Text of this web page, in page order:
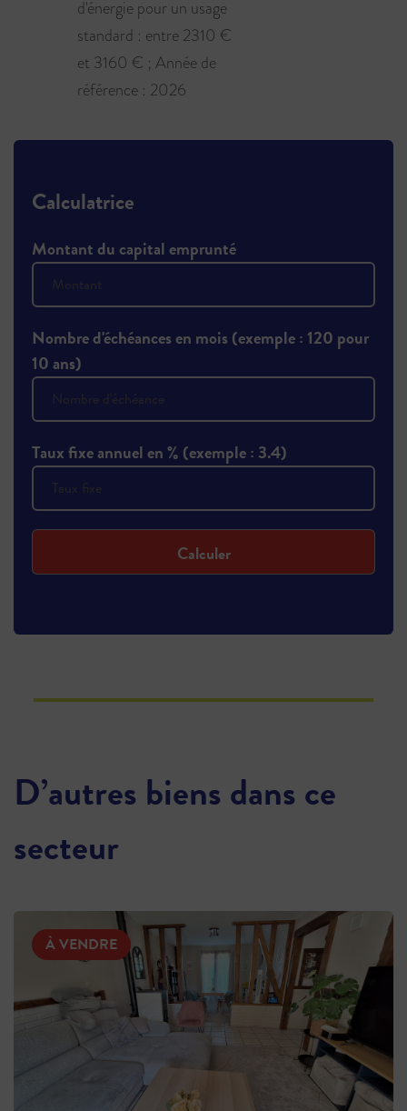
d'énergie pour un usage
standard : entre 2310 €
et 3160 € ; Année de
référence : 2026
Calculatrice
Montant du capital emprunté
Nombre d'échéances en mois (exemple : 120 pour
10 ans)
Taux fixe annuel en % (exemple : 3.4)
Calculer
D’autres biens dans ce
secteur
À VENDRE